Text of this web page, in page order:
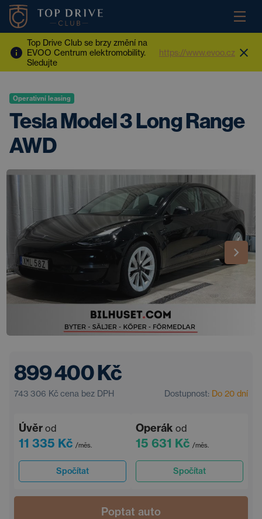
Top Drive Club se brzy změní na
EVOO Centrum elektromobility.
Sledujte
https://www.evoo.cz
Operativní leasing
Tesla Model 3 Long Range
AWD
899 400 Kč
743 306 Kč cena bez DPH Dostupnost: Do 20 dní
Úvěr od
11 335 Kč /měs.
Spočítat
Operák od
15 631 Kč /měs.
Spočítat
Poptat auto